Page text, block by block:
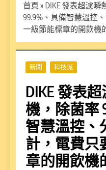
首頁 » DIKE 發表超濾
99.9%、具備智慧溫控
一級節能標章的開飲機
新聞 科技派
DIKE 發表
機，除菌率
智慧溫控、
計，電費只
章的開飲機